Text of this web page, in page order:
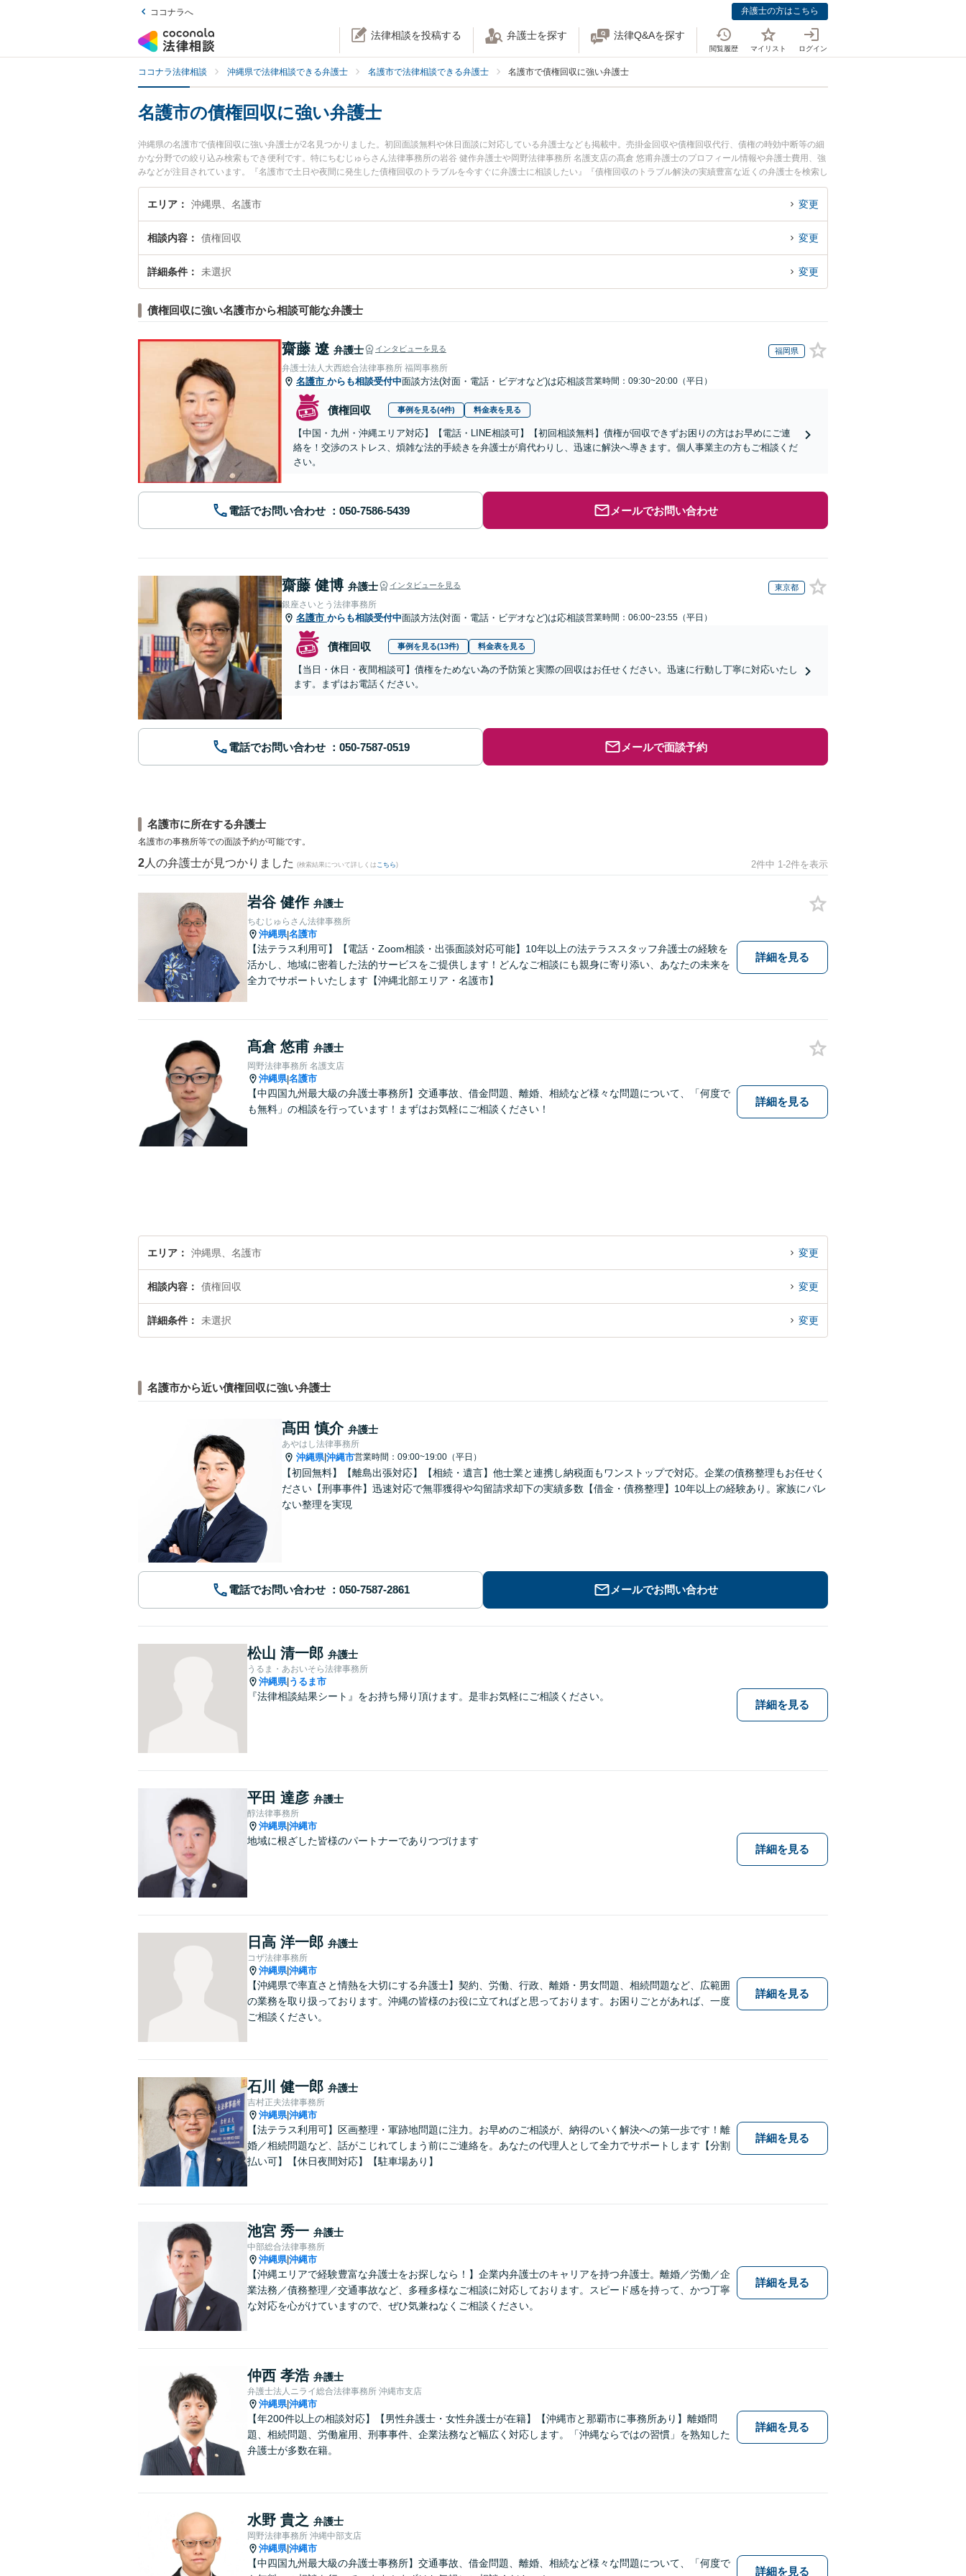
ココナラへ 弁護士の方はこちら
法律相談を投稿する 弁護士を探す 法律Q&Aを探す
閲覧履歴 マイリスト ログイン
ココナラ法律相談 沖縄県で法律相談できる弁護士 名護市で法律相談できる弁護士 名護市で債権回収に強い弁護士
名護市の債権回収に強い弁護士
沖縄県の名護市で債権回収に強い弁護士が2名見つかりました。初回面談無料や休日面談に対応している弁護士なども掲載中。売掛金回収や債権回収代行、債権の時効中断等の細
かな分野での絞り込み検索もでき便利です。特にちむじゅらさん法律事務所の岩谷 健作弁護士や岡野法律事務所 名護支店の髙倉 悠甫弁護士のプロフィール情報や弁護士費用、強
みなどが注目されています。『名護市で土日や夜間に発生した債権回収のトラブルを今すぐに弁護士に相談したい』『債権回収のトラブル解決の実績豊富な近くの弁護士を検索し
たい』『初回相談無料で債権回収を法律相談できる名護市内の弁護士に相談予約したい』などでお困りの相談者さんにおすすめです。
エリア 沖縄県、名護市 変更
相談内容 債権回収 変更
詳細条件 未選択 変更
債権回収に強い名護市から相談可能な弁護士
齋藤 遼 弁護士 インタビューを見る 福岡県
弁護士法人大西総合法律事務所 福岡事務所
名護市 からも相談受付中面談方法(対面・電話・ビデオなど)は応相談営業時間：09:30~20:00（平日）
債権回収 事例を見る(4件) 料金表を見る
【中国・九州・沖縄エリア対応】【電話・LINE相談可】【初回相談無料】債権が回収できずお困りの方はお早めにご連
絡を！交渉のストレス、煩雑な法的手続きを弁護士が肩代わりし、迅速に解決へ導きます。個人事業主の方もご相談くだ
さい。
電話でお問い合わせ メールでお問い合わせ
齋藤 健博 弁護士 インタビューを見る 東京都
銀座さいとう法律事務所
名護市 からも相談受付中面談方法(対面・電話・ビデオなど)は応相談営業時間：06:00~23:55（平日）
債権回収 事例を見る(13件) 料金表を見る
【当日・休日・夜間相談可】債権をためない為の予防策と実際の回収はお任せください。迅速に行動し丁寧に対応いたし
ます。まずはお電話ください。
電話でお問い合わせ メールで面談予約
名護市に所在する弁護士
名護市の事務所等での面談予約が可能です。
2 人の弁護士が見つかりました (検索結果について詳しくは こちら) 2件中 1-2件を表示
岩谷 健作 弁護士
ちむじゅらさん法律事務所
沖縄県|名護市
【法テラス利用可】【電話・Zoom相談・出張面談対応可能】10年以上の法テラススタッフ弁護士の経験を
活かし、地域に密着した法的サービスをご提供します！どんなご相談にも親身に寄り添い、あなたの未来を
全力でサポートいたします【沖縄北部エリア・名護市】
詳細を見る
髙倉 悠甫 弁護士
岡野法律事務所 名護支店
沖縄県|名護市
【中四国九州最大級の弁護士事務所】交通事故、借金問題、離婚、相続など様々な問題について、「何度で
も無料」の相談を行っています！まずはお気軽にご相談ください！
詳細を見る
エリア 沖縄県、名護市 変更
相談内容 債権回収 変更
詳細条件 未選択 変更
名護市から近い債権回収に強い弁護士
髙田 慎介 弁護士
あやはし法律事務所
沖縄県|沖縄市営業時間：09:00~19:00（平日）
【初回無料】【離島出張対応】【相続・遺言】他士業と連携し納税面もワンストップで対応。企業の債務整理もお任せく
ださい【刑事事件】迅速対応で無罪獲得や勾留請求却下の実績多数【借金・債務整理】10年以上の経験あり。家族にバレ
ない整理を実現
電話でお問い合わせ メールでお問い合わせ
松山 清一郎 弁護士
うるま・あおいそら法律事務所
沖縄県| うるま市
『法律相談結果シート』をお持ち帰り頂けます。是非お気軽にご相談ください。
詳細を見る
平田 達彦 弁護士
醇法律事務所
沖縄県|沖縄市
地域に根ざした皆様のパートナーでありつづけます
詳細を見る
日高 洋一郎 弁護士
コザ法律事務所
沖縄県|沖縄市
【沖縄県で率直さと情熱を大切にする弁護士】契約、労働、行政、離婚・男女問題、相続問題など、広範囲
の業務を取り扱っております。沖縄の皆様のお役に立てればと思っております。お困りごとがあれば、一度
ご相談ください。
詳細を見る
石川 健一郎 弁護士
吉村正夫法律事務所
沖縄県|沖縄市
【法テラス利用可】区画整理・軍跡地問題に注力。お早めのご相談が、納得のいく解決への第一歩です！離
婚／相続問題など、話がこじれてしまう前にご連絡を。あなたの代理人として全力でサポートします【分割
払い可】【休日夜間対応】【駐車場あり】
詳細を見る
池宮 秀一 弁護士
中部総合法律事務所
沖縄県|沖縄市
【沖縄エリアで経験豊富な弁護士をお探しなら！】企業内弁護士のキャリアを持つ弁護士。離婚／労働／企
業法務／債務整理／交通事故など、多種多様なご相談に対応しております。スピード感を持って、かつ丁寧
な対応を心がけていますので、ぜひ気兼ねなくご相談ください。
詳細を見る
仲西 孝浩 弁護士
弁護士法人ニライ総合法律事務所 沖縄市支店
沖縄県|沖縄市
【年200件以上の相談対応】【男性弁護士・女性弁護士が在籍】【沖縄市と那覇市に事務所あり】離婚問
題、相続問題、労働雇用、刑事事件、企業法務など幅広く対応します。「沖縄ならではの習慣」を熟知した
弁護士が多数在籍。
詳細を見る
水野 貴之 弁護士
岡野法律事務所 沖縄中部支店
沖縄県|沖縄市
【中四国九州最大級の弁護士事務所】交通事故、借金問題、離婚、相続など様々な問題について、「何度で
詳細を見る